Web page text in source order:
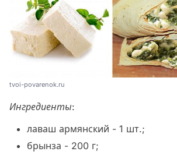
tvoi-povarenok.ru
Ингредиенты:
лаваш армянский - 1 шт.;
брынза - 200 г;